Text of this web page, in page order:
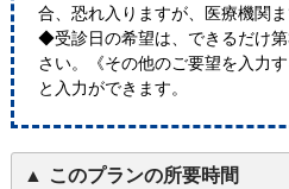
合、恐れ入りますが、医療機関
◆受診日の希望は、できるだけ
さい。《その他のご要望を入力
と入力ができます。
このプランの所要時間